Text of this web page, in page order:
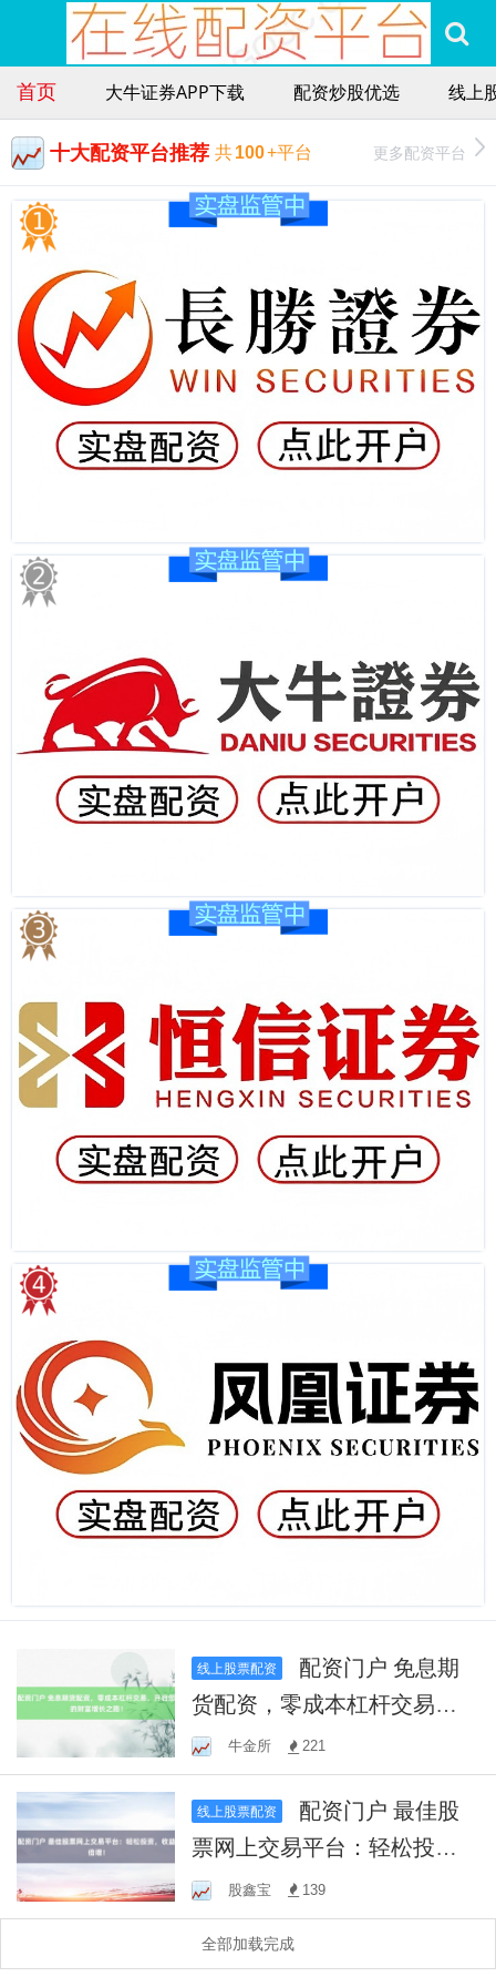
首页 大牛证券APP下载 配资炒股优选 线上
十大配资平台推荐 共100+平台 更多配资平台
线上股票配资
货配资，零成本杠杆交易，
开启您的财富增长之路！
牛金所 221
线上股票配资
票网上交易平台：轻松投
资，收益倍增！
股鑫宝 139
全部加载完成